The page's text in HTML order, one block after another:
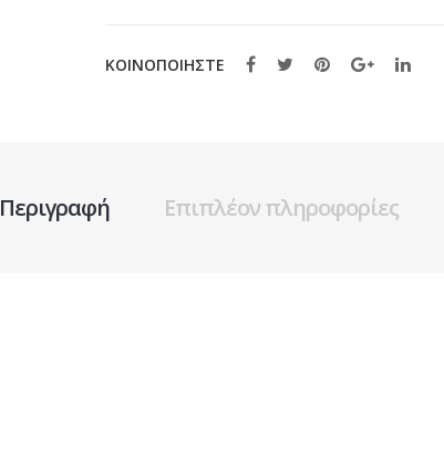
ΚΟΙΝΟΠΟΙΗΣΤΕ
Περιγραφή Επιπλέον πληροφορίες